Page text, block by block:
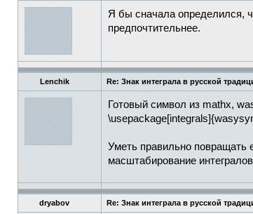
Я бы сначала определился,
предпочтительнее.
Lenchik Re: Знак интеграла в русской
Готовый символ из mathx,
Уметь правильно повращать
масштабирование
dryabov Re: Знак интеграла в русской